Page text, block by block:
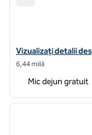
Vizualizați detaliile
Vizualizați detalii
6,44 milă
Mic dejun gratuit
1 din 12